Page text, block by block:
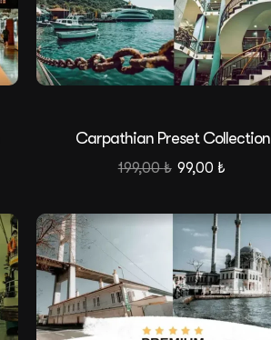
Carpathian Preset Collection
199,00₺ 99,00 ₺
Satış